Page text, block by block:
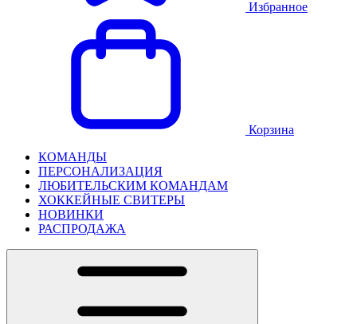
Избранное
Корзина
КОМАНДЫ
ПЕРСОНАЛИЗАЦИЯ
ЛЮБИТЕЛЬСКИМ КОМАНДАМ
ХОККЕЙНЫЕ СВИТЕРЫ
НОВИНКИ
РАСПРОДАЖА